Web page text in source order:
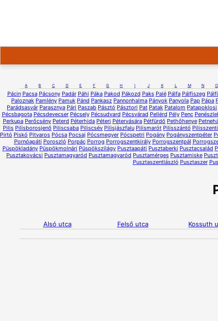
A B C D E F G H I J K L M N O
Pácin Pacsa Pácsony Padár Páhi Páka Pakod Pákozd Paks Palé Pálfa Pálfiszeg
Paloznak Pamlény Pamuk Pánd Pankasz Pannonhalma Pányok Panyola Pap Pápa
Parádsasvár Parasznya Pári Paszab Pásztó Pásztori Pat Patak Patalom Patapoklosi
Pécsbagota Pécsdevecser Pécsely Pécsudvard Pécsvárad Pellérd Pély Penc
Perkupa Perőcsény Peterd Péterhida Péteri Pétervására Pétfürdő Pethőhenye
Pilis Pilisborosjenő Piliscsaba Piliscsév Pilisjászfalu Pilismarót Pilisszántó
Pirtó Piskó Pitvaros Pócsa Pocsaj Pócsmegyer Pócspetri Pogány Pogányszentpéter
Pornóapáti Poroszló Porpác Porrog Porrogszentkirály Porrogszentpál
Püspökladány Püspökmolnári Püspökszilágy Pusztaapáti Pusztaberki Pusztacsalád
Pusztakovácsi Pusztamagyaród Pusztamagyaród Pusztamérges Pusztamiske
Pusztaszentlászló Pusztaszer
Alsó utca Felső utca Kossuth